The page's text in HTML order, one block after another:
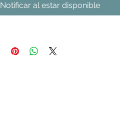
Notificar al estar disponible